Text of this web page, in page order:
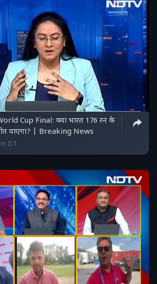
Cup Final: क्या भारत 176 रन के
पाएगा? | Breaking News
IST